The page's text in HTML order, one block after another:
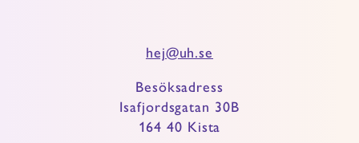
hej@uh.se
Besöksadress
Isafjordsgatan 30B
164 40 Kista